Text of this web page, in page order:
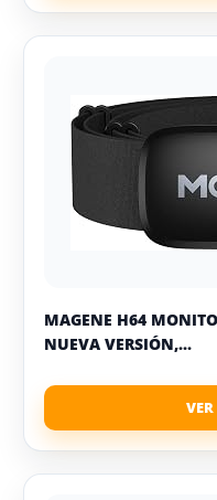
MAGENE H64
NUEVA VERSIÓN,...